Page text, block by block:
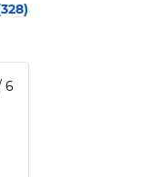
328)
Service
6